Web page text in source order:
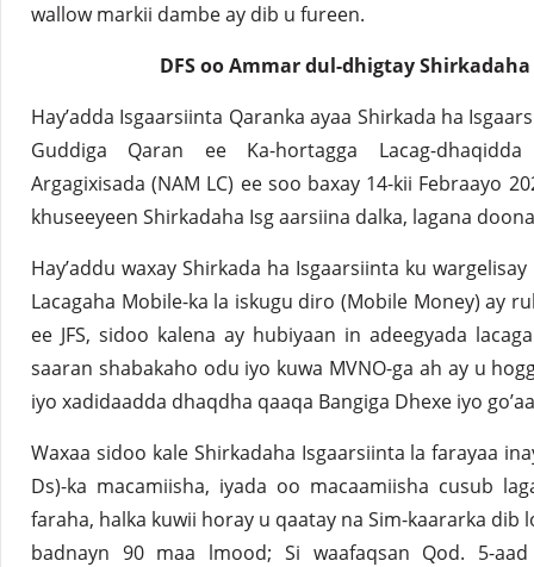
wallow markii dambe ay dib u fureen.
DFS oo Ammar dul-dhigtay
Hay’adda Isgaarsiinta Qaranka ayaa Shirkada ha
Guddiga Qaran ee Ka-hortagga Lacag-
Argagixisada (NAM LC) ee soo baxay 14-kii Febraayo
khuseeyeen Shirkadaha Isg aarsiina dalka, lagana
Hay’addu waxay Shirkada ha Isgaarsiinta ku
Lacagaha Mobile-ka la iskugu diro (Mobile Money) ay
ee JFS, sidoo kalena ay hubiyaan in adeegyada
saaran shabakaho odu iyo kuwa MVNO-ga ah ay u
iyo xadidaadda dhaqdha qaaqa Bangiga Dhexe iyo
Waxaa sidoo kale Shirkadaha Isgaarsiinta la farayaa
Ds)-ka macamiisha, iyada oo macaamiisha cusub
faraha, halka kuwii horay u qaatay na Sim-kaararka dib
badnayn 90 maa lmood; Si waafaqsan Qod. 5-